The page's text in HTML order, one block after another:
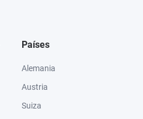
Países
Alemania
Austria
Suiza